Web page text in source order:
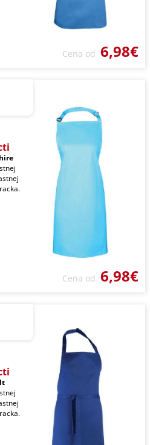
Cena od 6,98€
Cena od 6,98€